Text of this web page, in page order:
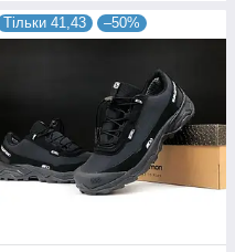
Тільки 41,43 –50%